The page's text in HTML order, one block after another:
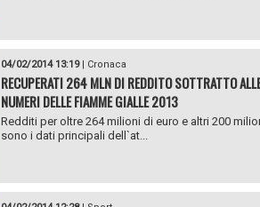
04/02/2014 13:19| Cronaca
RECUPERATI 264 MLN DI REDDITO SOTTRATTO
NUMERI DELLE FIAMME GIALLE 2013
Redditi per oltre 264 milioni di euro e altri 200
sono i dati principali dell`at...